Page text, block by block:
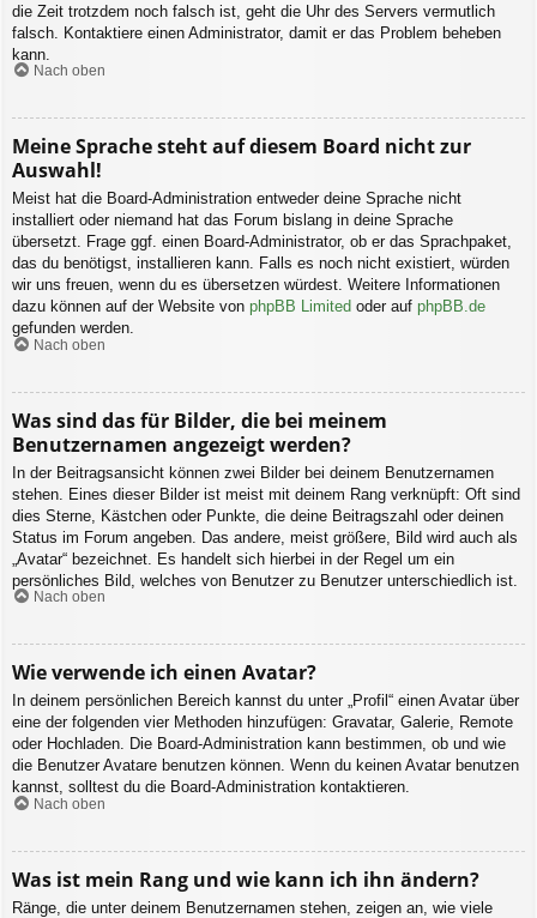
die Zeit trotzdem noch falsch ist, geht die Uhr des Servers vermutlich
falsch. Kontaktiere einen Administrator, damit er das Problem beheben
kann.
Nach oben
Meine Sprache steht auf diesem Board nicht zur
Auswahl!
Meist hat die Board-Administration entweder deine Sprache nicht
installiert oder niemand hat das Forum bislang in deine Sprache
übersetzt. Frage ggf. einen Board-Administrator, ob er das Sprachpaket,
das du benötigst, installieren kann. Falls es noch nicht existiert, würden
wir uns freuen, wenn du es übersetzen würdest. Weitere Informationen
dazu können auf der Website von phpBB Limited oder auf phpBB.de
gefunden werden.
Nach oben
Was sind das für Bilder, die bei meinem
Benutzernamen angezeigt werden?
In der Beitragsansicht können zwei Bilder bei deinem Benutzernamen
stehen. Eines dieser Bilder ist meist mit deinem Rang verknüpft: Oft sind
dies Sterne, Kästchen oder Punkte, die deine Beitragszahl oder deinen
Status im Forum angeben. Das andere, meist größere, Bild wird auch als
„Avatar“ bezeichnet. Es handelt sich hierbei in der Regel um ein
persönliches Bild, welches von Benutzer zu Benutzer unterschiedlich ist.
Nach oben
Wie verwende ich einen Avatar?
In deinem persönlichen Bereich kannst du unter „Profil“ einen Avatar über
eine der folgenden vier Methoden hinzufügen: Gravatar, Galerie, Remote
oder Hochladen. Die Board-Administration kann bestimmen, ob und wie
die Benutzer Avatare benutzen können. Wenn du keinen Avatar benutzen
kannst, solltest du die Board-Administration kontaktieren.
Nach oben
Was ist mein Rang und wie kann ich ihn ändern?
Ränge, die unter deinem Benutzernamen stehen, zeigen an, wie viele